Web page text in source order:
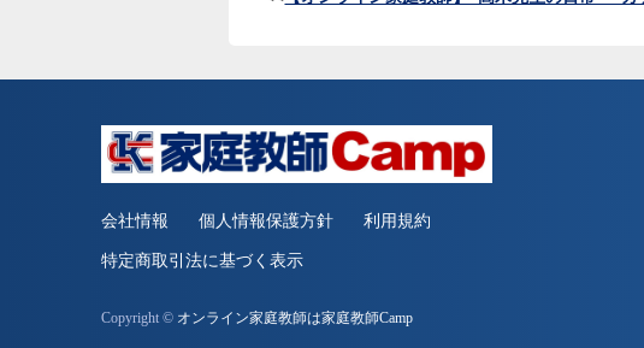
会社情報 個人情報保護方針 利用規約
特定商取引法に基づく表示
Copyright © オンライン家庭教師は家庭教師Camp